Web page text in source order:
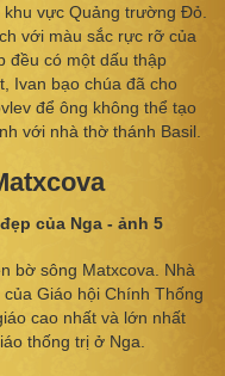
vực Quảng trường Đỏ.
với màu sắc rực rỡ của
đều có một dấu thập
Ivan bạo chúa đã cho
để ông không thể tạo
với nhà thờ thánh Basil.
bờ sông Matxcova. Nhà
Giáo hội Chính Thống
cao nhất và lớn nhất
thống trị ở Nga.